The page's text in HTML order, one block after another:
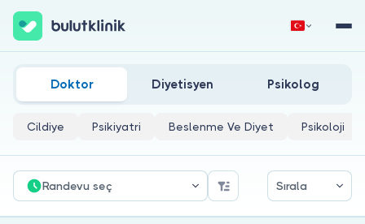
Hemen Kaydol Giriş Yap
Hatay Genel Yoğun Bakım Doktorları
Doktor Diyetisyen Psikolog
Cildiye Psikiyatri Beslenme Ve Diyet Psikoloji
Randevu seç Sırala